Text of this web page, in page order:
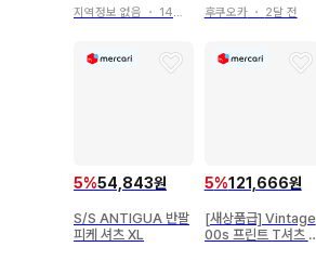
지역정보 없음 ・ 14일 전 후쿠오카・ 2달 전
5%54,843원
S/S ANTIGUA 반팔
피케 셔츠 XL
5%121,666원
[새상품급] Vintage
00s 프린트 T셔츠